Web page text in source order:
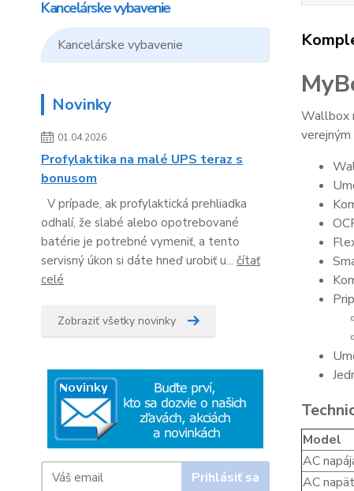
Kancelárske vybavenie
Kancelárske vybavenie
Novinky
01.04.2026
Profylaktika na malé UPS teraz s
bonusom
V prípade, ak profylaktická prehliadka
odhalí, že slabé alebo opotrebované
batérie je potrebné vymeniť, a tento
servisný úkon si dáte hneď urobiť u... čítať
celé
Zobraziť všetky novinky
Prihlásiť sa
Wallbox
Model
AC
AC